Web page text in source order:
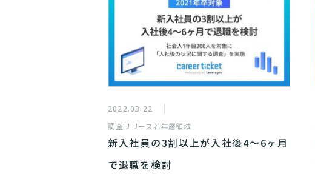
2022.03.22
調査リリース若年層領域
新入社員の3割以上が入社後4～6ヶ月
で退職を検討